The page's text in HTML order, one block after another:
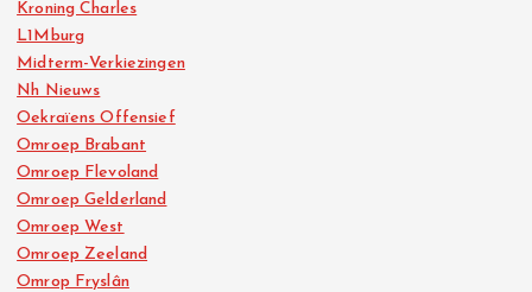
Kroning Charles
L1Mburg
Midterm-Verkiezingen
Nh Nieuws
Oekraïens Offensief
Omroep Brabant
Omroep Flevoland
Omroep Gelderland
Omroep West
Omroep Zeeland
Omrop Fryslân